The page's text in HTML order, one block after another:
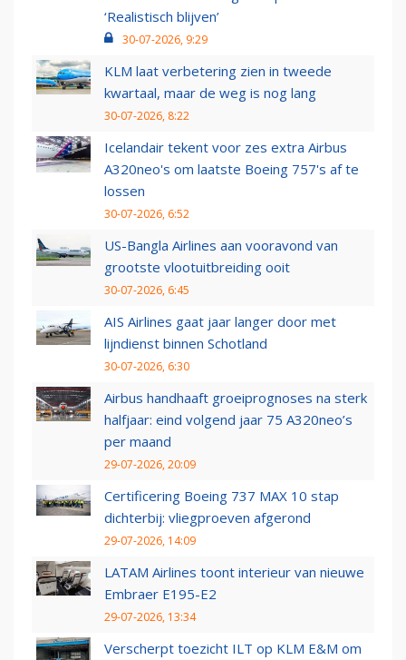
‘Realistisch blijven’
30-07-2026, 9:29
KLM laat verbetering zien in tweede
kwartaal, maar de weg is nog lang
30-07-2026, 8:22
Icelandair tekent voor zes extra Airbus
A320neo's om laatste Boeing 757's af te
lossen
30-07-2026, 6:52
US-Bangla Airlines aan vooravond van
grootste vlootuitbreiding ooit
30-07-2026, 6:45
AIS Airlines gaat jaar langer door met
lijndienst binnen Schotland
30-07-2026, 6:30
Airbus handhaaft groeiprognoses na sterk
halfjaar: eind volgend jaar 75 A320neo’s
per maand
29-07-2026, 20:09
Certificering Boeing 737 MAX 10 stap
dichterbij: vliegproeven afgerond
29-07-2026, 14:09
LATAM Airlines toont interieur van nieuwe
Embraer E195-E2
29-07-2026, 13:34
Verscherpt toezicht ILT op KLM E&M om